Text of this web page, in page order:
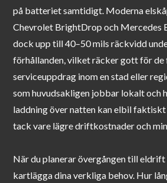
på batteriet samtidigt. Moderna
Chevrolet BrightDrop och Mercedes
dock upp till 40–50 mils räckvidd
förhållanden, vilket räcker gott för de
serviceuppdrag inom en stad eller
som huvudsakligen jobbar lokalt och
laddning över natten kan elbil
tack vare lägre driftkostnader och
När du planerar övergången till
kartlägga dina verkliga behov. Hur